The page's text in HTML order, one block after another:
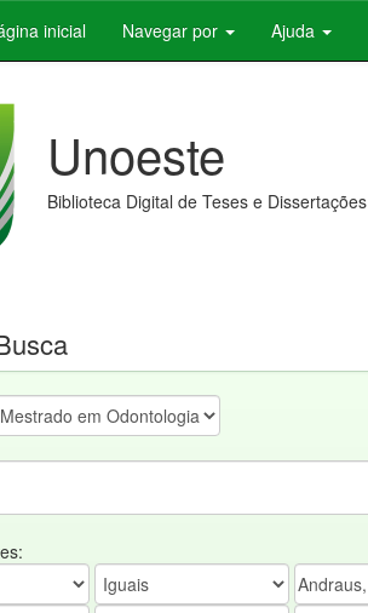
inicial Navegar por Ajuda
Unoeste
Biblioteca Digital de Teses e Dissertações